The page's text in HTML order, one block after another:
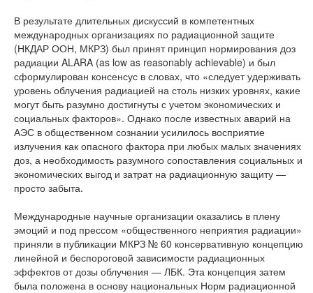
В результате длительных дискуссий в компетентных
международных организациях по радиационной защите
(НКДАР ООН, МКРЗ) был принят принцип нормирования доз
радиации ALARA (as low as reasonably achievable) и был
сформулирован консенсус в словах, что «следует удерживать
уровень облучения радиацией на столь низких уровнях, какие
могут быть разумно достигнуты с учетом экономических и
социальных факторов». Однако после известных аварий на
АЭС в общественном сознании усилилось восприятие
излучения как опасного фактора при любых малых значениях
доз, а необходимость разумного сопоставления социальных и
экономических выгод и затрат на радиационную защиту —
просто забыта.
Международные научные организации оказались в плену
эмоций и под прессом «общественного неприятия радиации»
приняли в публикации МКРЗ № 60 консервативную концепцию
линейной и беспороговой зависимости радиационных
эффектов от дозы облучения — ЛБК. Эта концепция затем
была положена в основу национальных Норм радиационной